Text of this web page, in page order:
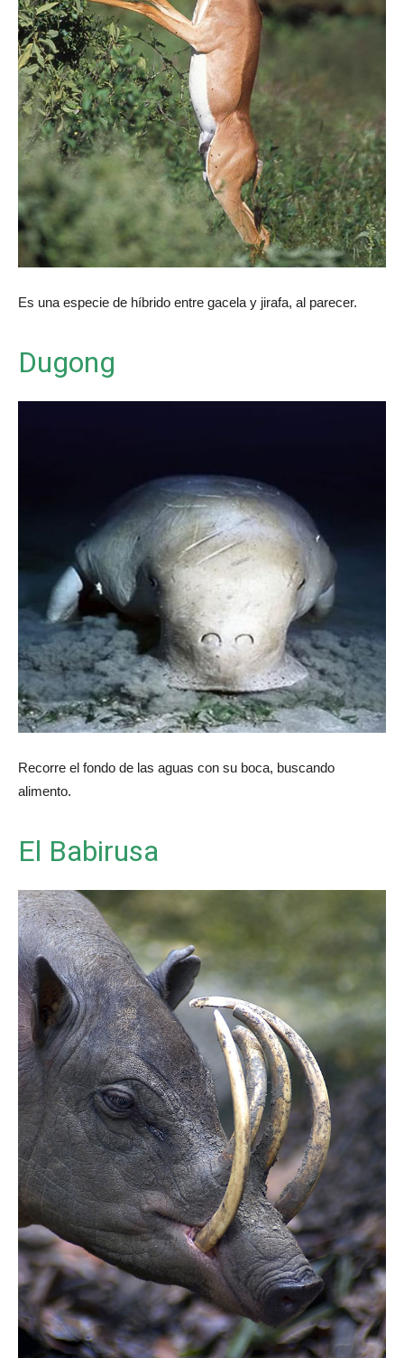
Es una especie de híbrido entre gacela y jirafa, al parecer.
Dugong
Recorre el fondo de las aguas con su boca, buscando
alimento.
El Babirusa